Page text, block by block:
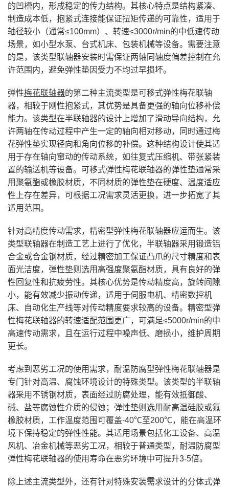
的凹槽内，形成稳定的传力结构。其核心特点是结构紧凑、
制造成本低，抱紧式连接能保证扭矩传递的可靠性，适用于
轴径较小（通常≤100mm）、转速≤3000r/min的中低速传动
场景，如小型水泵、台式机床、包装机械等设备。需要注意
的是，该类型联轴器安装时需保证两轴同轴度偏差控制在允
许范围内，避免弹性垫因受力不均过早损坏。
弹性梅花联轴器的第二种主流类型是可移式弹性梅花联轴
器，相较于刚性抱紧式，其优势是具备更强的轴向位移补偿
能力。该类型在半联轴器的设计上增加了滑动导向结构，允
许两轴在传动过程中产生一定的轴向相对移动，同时通过梅
花弹性垫实现径向和角向位移的补偿。这种结构设计使其适
用于存在轴向窜动的传动系统，如往复式压缩机、带张紧装
置的输送机等设备。可移式弹性梅花联轴器的弹性垫通常采
用聚氨酯或橡胶材质，不同材质的弹性垫在硬度、温度适应
性上存在差异，可根据工况需求灵活更换，进一步拓宽了其
适用范围。
针对高精度传动需求，精密型弹性梅花联轴器应运而生。该
类型联轴器在制造工艺上进行了优化，半联轴器采用锻造铝
合金或合金钢材质，经过精密加工保证凸爪的尺寸精度和表
面光洁度，弹性垫则选用高强度聚氨酯材质，具有良好的弹
性回复性和抗疲劳性。其核心优势是传动精度高，旋转间隙
小，能有效减少振动传递，适用于伺服电机、精密数控机
床、自动化生产线等对传动精度要求较高的设备。精密型弹
性梅花联轴器的转速适配范围更广，可满足≤5000r/min的中
高速传动需求，且在运行过程中噪声低、磨损小，维护周期
更长。
考虑到恶劣工况的使用需求，耐温防腐型弹性梅花联轴器是
专门针对高温、腐蚀环境设计的特殊类型。该类型的半联轴
器采用不锈钢材质，表面经过防腐处理，能有效抵御酸、
碱、盐等腐蚀性介质的侵蚀；弹性垫则选用耐高温硅胶或氟
橡胶材质，工作温度范围可覆盖-40℃至200℃，能在高温环
境下保持稳定的弹性性能。其适用场景包括化工设备、高温
风机、冶金机械等恶劣工况，相较于普通类型，耐温防腐型
弹性梅花联轴器的使用寿命在恶劣环境中可提升3-5倍。
除上述主流类型外，还有针对特殊安装需求设计的分体式弹